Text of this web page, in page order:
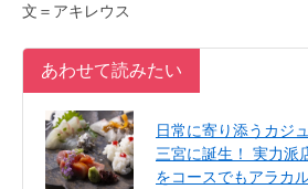
文＝アキレウス
あわせて読みたい
日常に寄り添うカジ
三宮に誕生！ 実力派
をコースでもアラカ